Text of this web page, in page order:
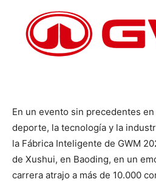
En un evento sin precedentes
deporte, la tecnología y la
la Fábrica Inteligente de GWM
de Xushui, en Baoding, en un
carrera atrajo a más de 10.000